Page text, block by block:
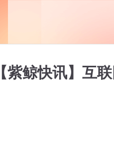
【紫鲸快讯】互